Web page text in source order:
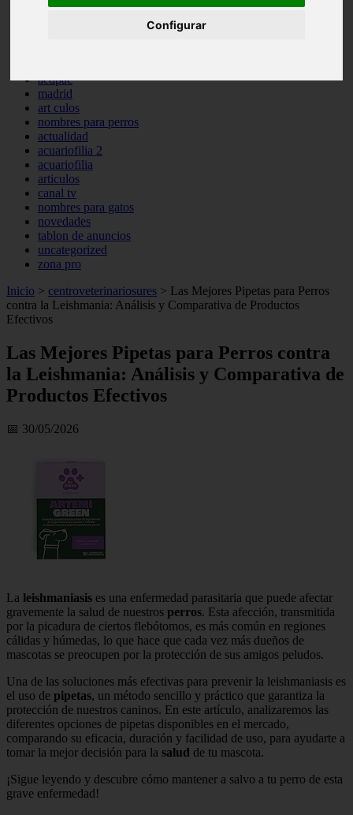
Configurar
agua
aedpac
madrid
art culos
nombres para perros
actualidad
acuariofilia 2
acuariofilia
articulos
canal tv
nombres para gatos
novedades
tablon de anuncios
uncategorized
zona pro
Inicio > centroveterinariosures > Las Mejores Pipetas para Perros
contra la Leishmania: Análisis y Comparativa de Productos
Efectivos
Las Mejores Pipetas para Perros contra
la Leishmania: Análisis y Comparativa de
Productos Efectivos
📅 30/05/2026
La leishmaniasis es una enfermedad parasitaria que puede afectar
gravemente la salud de nuestros perros. Esta afección, transmitida
por la picadura de ciertos flebótomos, es más común en regiones
cálidas y húmedas, lo que hace que cada vez más dueños de
mascotas se preocupen por la protección de sus amigos peludos.
Una de las soluciones más efectivas para prevenir la leishmaniasis es
el uso de pipetas, un método sencillo y práctico que garantiza la
protección de nuestros caninos. En este artículo, analizaremos las
diferentes opciones de pipetas disponibles en el mercado,
comparando su eficacia, duración y facilidad de uso, para ayudarte a
tomar la mejor decisión para la salud de tu mascota.
¡Sigue leyendo y descubre cómo mantener a salvo a tu perro de esta
grave enfermedad!